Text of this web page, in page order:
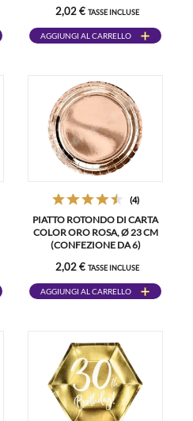
2,02 € TASSE INCLUSE
AGGIUNGI AL CARRELLO
(4)
PIATTO ROTONDO DI CARTA
COLOR ORO ROSA, Ø 23 CM
(CONFEZIONE DA 6)
2,02 € TASSE INCLUSE
AGGIUNGI AL CARRELLO